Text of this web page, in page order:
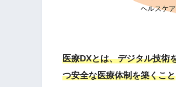
医療DXとは、デジタル技術
つ安全な医療体制を築くこと